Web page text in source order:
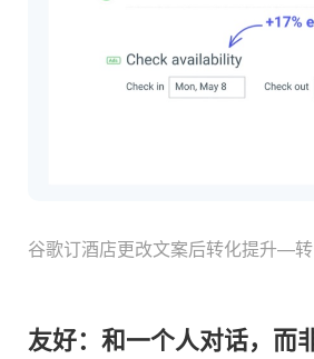
谷歌订酒店更改文案后转化提升—
友好：和一个人对话，而